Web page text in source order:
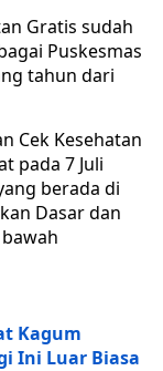
Gratis sudah
Puskesmas
tahun dari
Cek Kesehatan
pada 7 Juli
berada di
Dasar dan
Kagum
Ini Luar Biasa